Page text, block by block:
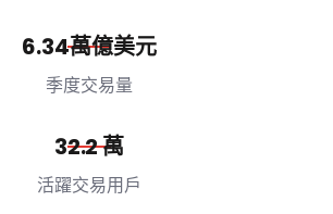
6.34萬億美元
季度交易量
32.2 萬
活躍交易用戶